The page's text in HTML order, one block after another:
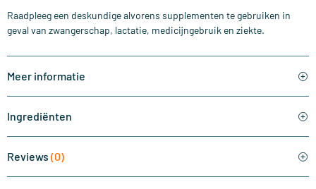
Raadpleeg een deskundige alvorens supplementen te gebruiken in
geval van zwangerschap, lactatie, medicijngebruik en ziekte.
Meer informatie
Ingrediënten
Reviews (0)